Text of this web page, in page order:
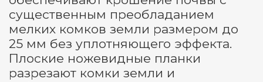
существенным преобладанием
мелких комков земли размером до
25 мм без уплотняющего эффекта.
Плоские ножевидные планки
разрезают комки земли и